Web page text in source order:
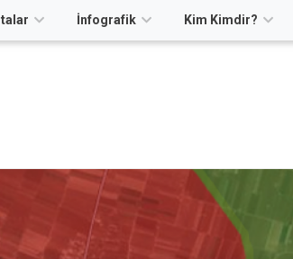
İnfografik Kim Kimdir?